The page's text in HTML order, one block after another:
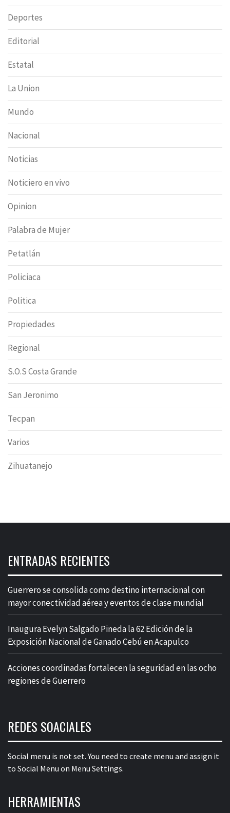
Deportes
Editorial
Estatal
La Union
Mundo
Nacional
Noticias
Noticiero en vivo
Opinion
Palabra de Mujer
Petatlán
Policiaca
Politica
Propiedades
Regional
S.O.S Costa Grande
San Jeronimo
Tecpan
Varios
Zihuatanejo
ENTRADAS RECIENTES
Guerrero se consolida como destino internacional con
mayor conectividad aérea y eventos de clase mundial
Inaugura Evelyn Salgado Pineda la 62 Edición de la
Exposición Nacional de Ganado Cebú en Acapulco
Acciones coordinadas fortalecen la seguridad en las ocho
regiones de Guerrero
REDES SOACIALES
Social menu is not set. You need to create menu and assign it
to Social Menu on Menu Settings.
HERRAMIENTAS